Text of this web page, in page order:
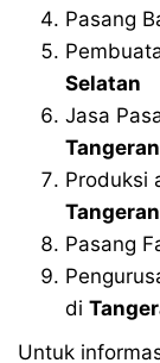
Pasang
Selatan
Jasa
Produksi
Pasang
di
Untuk